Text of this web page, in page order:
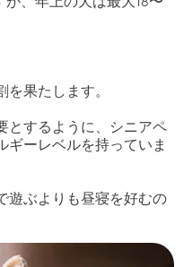
果たします。
とするように、シニアペ
ギーレベルを持っていま
遊ぶよりも昼寝を好むの